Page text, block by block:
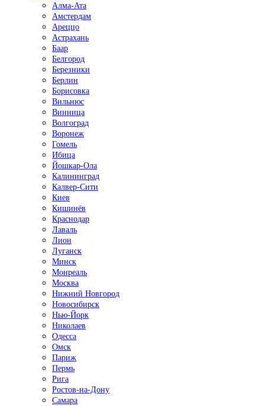
Алма-Ата
Амстердам
Ареццо
Астрахань
Баар
Белгород
Березники
Берлин
Борисовка
Вильнюс
Винница
Волгоград
Воронеж
Гомель
Ибица
Йошкар-Ола
Калининград
Калвер-Сити
Киев
Кишинёв
Краснодар
Лаваль
Лион
Луганск
Минск
Монреаль
Москва
Нижний Новгород
Новосибирск
Нью-Йорк
Николаев
Одесса
Омск
Париж
Пермь
Рига
Ростов-на-Дону
Самара